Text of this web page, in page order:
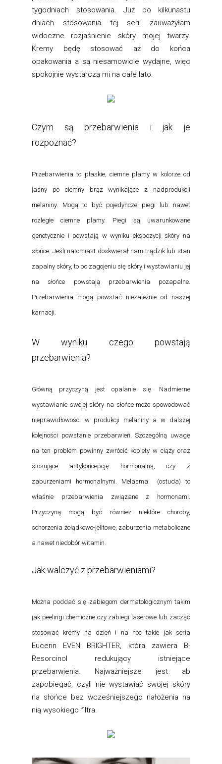
tygodniach stosowania. Już po kilkunastu
dniach stosowania tej serii zauważyłam
widoczne rozjaśnienie skóry mojej twarzy.
Kremy będę stosować aż do końca
opakowania a są niesamowicie wydajne, więc
spokojnie wystarczą mi na całe lato.
Czym są przebarwienia i jak je
rozpoznać?
Przebarwienia to płaskie, ciemne plamy w kolorze od
jasny po ciemny brąz wynikające z nadprodukcji
melaniny. Mogą to być pojedyncze piegi lub nawet
rozległe ciemne plamy. Piegi są uwarunkowane
genetycznie i powstają w wyniku ekspozycji skóry na
słońce. Jeśli natomiast doskwierał nam trądzik lub stan
zapalny skóry, to po zagojeniu się skóry i wystawianiu jej
na słońce powstają przebarwienia pozapalne.
Przebarwienia mogą powstać niezależnie od naszej
karnacji.
W wyniku czego powstają
przebarwienia?
Główną przyczyną jest opalanie się. Nadmierne
wystawianie swojej skóry na słońce może spowodować
nieprawidłowości w produkcji melaniny a w dalszej
kolejności powstanie przebarwień. Szczególną uwagę
na ten problem powinny zwrócić kobiety w ciąży oraz
stosujące antykoncepcję hormonalną, czy z
zaburzeniami hormonalnymi. Melasma (ostuda) to
właśnie przebarwienia związane z hormonami.
Przyczyną mogą być również niektóre choroby,
schorzenia żołądkowo-jelitowe, zaburzenia metaboliczne
a nawet niedobór witamin.
Jak walczyć z przebarwieniami?
Można poddać się zabiegom dermatologicznym takim
jak peelingi chemiczne czy zabiegi laserowe lub zacząć
stosować kremy na dzień i na noc takie jak seria
Eucerin EVEN BRIGHTER, która zawiera B-
Resorcinol redukujący istniejące
przebarwienia. Najważniejsze jest ab
zapobiegać, czyli nie wystawiać swojej skóry
na słońce bez wcześniejszego nałożenia na
nią wysokiego filtra.